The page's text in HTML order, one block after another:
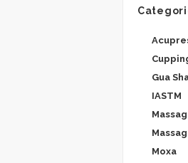
Gua
IASTM
Moxa